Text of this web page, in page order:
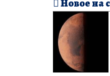
Новое на